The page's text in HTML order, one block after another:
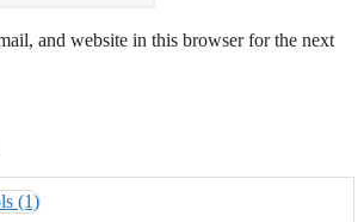
and website in this browser for the next